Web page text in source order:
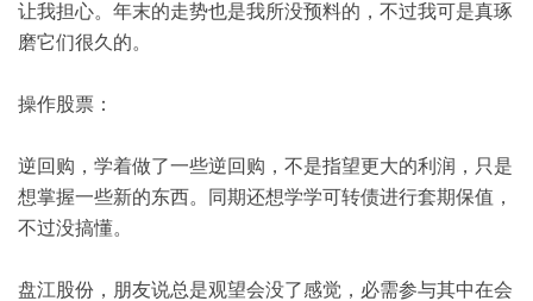
让我担心。年末的走势也是我所没预料的，不过我可是真琢
磨它们很久的。
操作股票：
逆回购，学着做了一些逆回购，不是指望更大的利润，只是
想掌握一些新的东西。同期还想学学可转债进行套期保值，
不过没搞懂。
盘江股份，朋友说总是观望会没了感觉，必需参与其中在会